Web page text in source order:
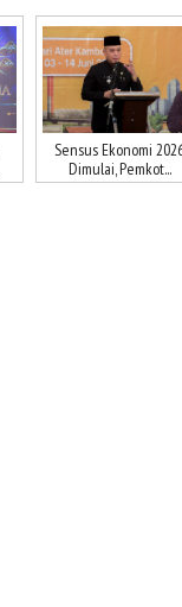
Sensus Ekonomi
Dimulai, Pemkot...